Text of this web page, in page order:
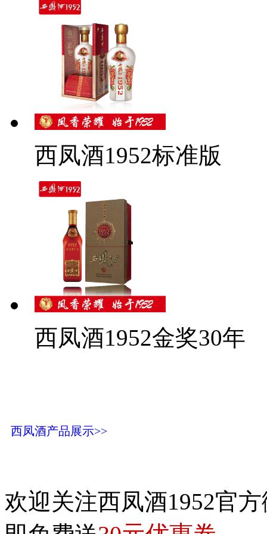
西凤酒1952标准版
西凤酒1952金奖30年
西凤酒产品展示>>
欢迎关注西凤酒1952官